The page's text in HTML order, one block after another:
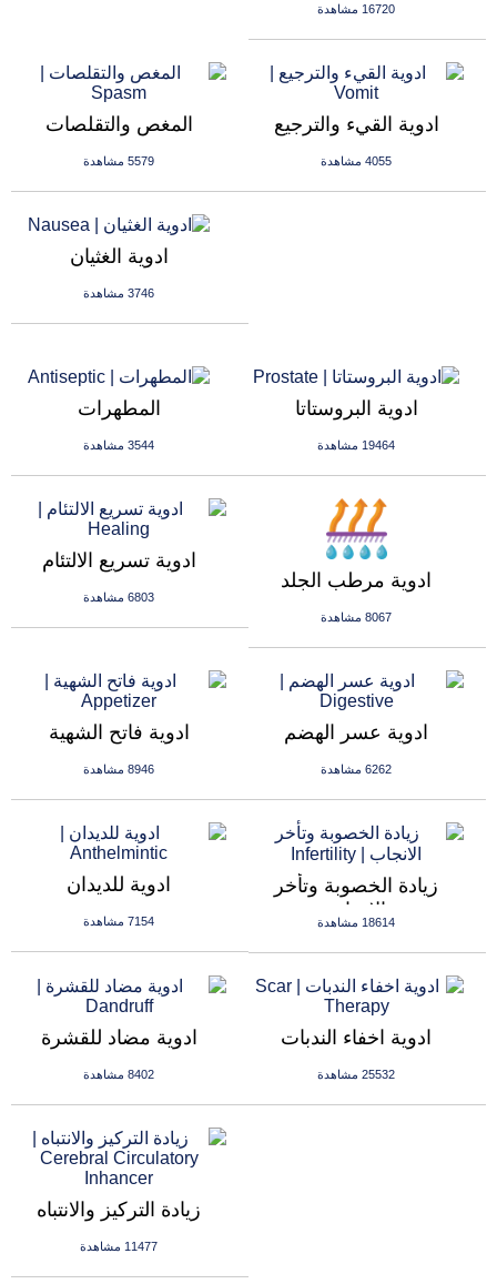
16720 مشاهدة
المغص والتقلصات
5579 مشاهدة
ادوية القيء والترجيع
4055 مشاهدة
ادوية الغثيان
3746 مشاهدة
المطهرات
3544 مشاهدة
ادوية البروستاتا
19464 مشاهدة
ادوية تسريع الالتئام
6803 مشاهدة
ادوية مرطب الجلد
8067 مشاهدة
ادوية فاتح الشهية
8946 مشاهدة
ادوية عسر الهضم
6262 مشاهدة
ادوية للديدان
7154 مشاهدة
زيادة الخصوبة وتأخر
الانجاب
18614 مشاهدة
ادوية مضاد للقشرة
8402 مشاهدة
ادوية اخفاء الندبات
25532 مشاهدة
زيادة التركيز والانتباه
11477 مشاهدة